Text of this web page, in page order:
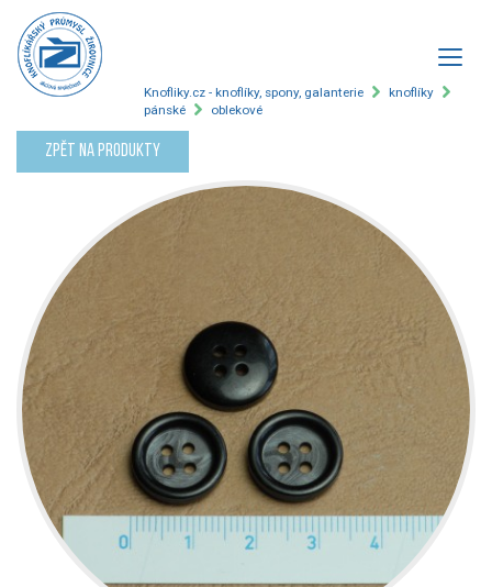
Knofliky.cz - knoflíky, spony, galanterie
knoflíky
pánské
oblekové
Zpět na produkty